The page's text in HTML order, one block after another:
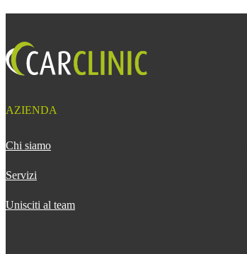
AZIENDA
Chi siamo
Servizi
Unisciti al team